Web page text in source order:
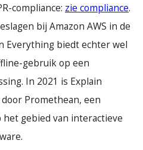
compliance: zie compliance.
bij Amazon AWS in de
Everything biedt echter wel
gebruik op een
In 2021 is Explain
Promethean, een
gebied van interactieve